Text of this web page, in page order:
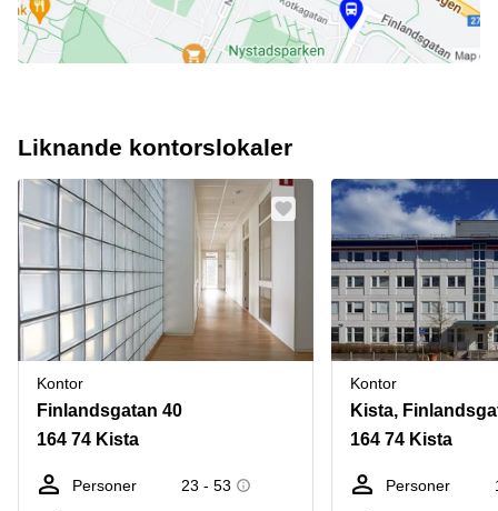
Liknande kontorslokaler
Kontor
Finlandsgatan 40
164 74 Kista
Personer
23 - 53
Kontor
Kista,
164 74 Kista
Personer